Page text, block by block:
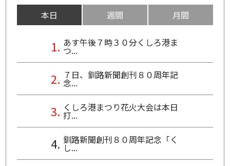
本日 週間 月間
あす午後７時３０分くしろ港ま
つ...
７日、釧路新聞創刊８０周年記
念...
くしろ港まつり花火大会は本日
打...
釧路新聞創刊８０周年記念「く
し...